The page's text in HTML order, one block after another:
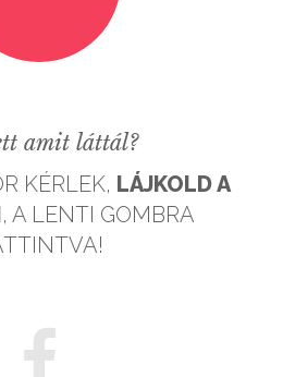
amit láttál?
KÉRLEK, LÁJKOLD A
, A LENTI GOMBRA